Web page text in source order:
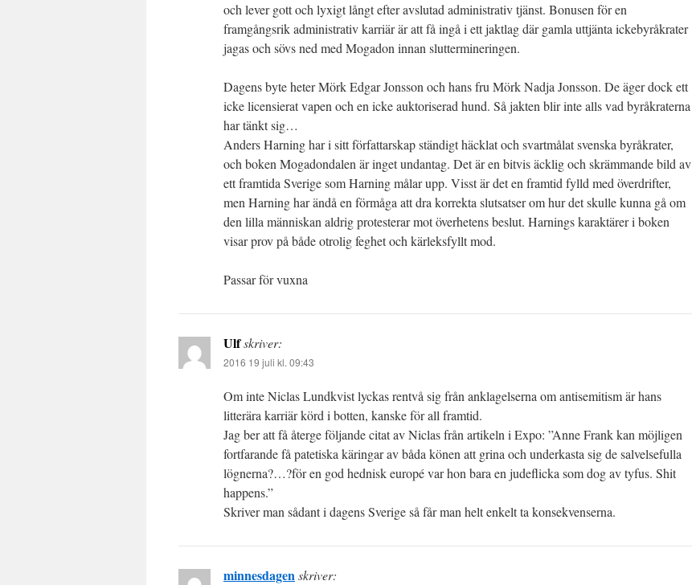
och lever gott och lyxigt långt efter avslutad administrativ tjänst. Bonusen för en
framgångsrik administrativ karriär är att få ingå i ett jaktlag där gamla uttjänta ickebyråkrater
jagas och sövs ned med Mogadon innan sluttermineringen.
Dagens byte heter Mörk Edgar Jonsson och hans fru Mörk Nadja Jonsson. De äger dock ett
icke licensierat vapen och en icke auktoriserad hund. Så jakten blir inte alls vad byråkraterna
har tänkt sig…
Anders Harning har i sitt författarskap ständigt häcklat och svartmålat svenska byråkrater,
och boken Mogadondalen är inget undantag. Det är en bitvis äcklig och skrämmande bild av
ett framtida Sverige som Harning målar upp. Visst är det en framtid fylld med överdrifter,
men Harning har ändå en förmåga att dra korrekta slutsatser om hur det skulle kunna gå om
den lilla människan aldrig protesterar mot överhetens beslut. Harnings karaktärer i boken
visar prov på både otrolig feghet och kärleksfyllt mod.
Passar för vuxna
Ulfskriver:
2016 19 juli kl. 09:43
Om inte Niclas Lundkvist lyckas rentvå sig från anklagelserna om antisemitism är hans
litterära karriär körd i botten, kanske för all framtid.
Jag ber att få återge följande citat av Niclas från artikeln i Expo: ”Anne Frank kan möjligen
fortfarande få patetiska käringar av båda könen att grina och underkasta sig de salvelsefulla
lögnerna?…?för en god hednisk europé var hon bara en judeflicka som dog av tyfus. Shit
happens.”
Skriver man sådant i dagens Sverige så får man helt enkelt ta konsekvenserna.
minnesdagenskriver: